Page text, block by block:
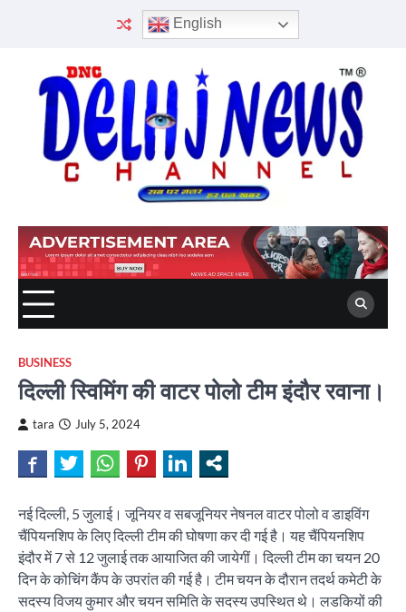
English
BUSINESS
दिल्ली स्विमिंग की वाटर पोलो टीम इंदौर रवाना।
tara July 5, 2024
नई दिल्ली, 5 जुलाई। जूनियर व सबजूनियर नेषनल वाटर पोलो व डाइविंग
चैंपियनशिप के लिए दिल्ली टीम की घोषणा कर दी गई है। यह चैंपियनशिप
इंदौर में 7 से 12 जुलाई तक आयाजित की जायेगीं। दिल्ली टीम का चयन 20
दिन के कोचिंग कैंप के उपरांत की गई है। टीम चयन के दौरान तदर्थ कमेटी के
सदस्य विजय कुमार और चयन समिति के सदस्य उपस्थित थे। लडकियों की